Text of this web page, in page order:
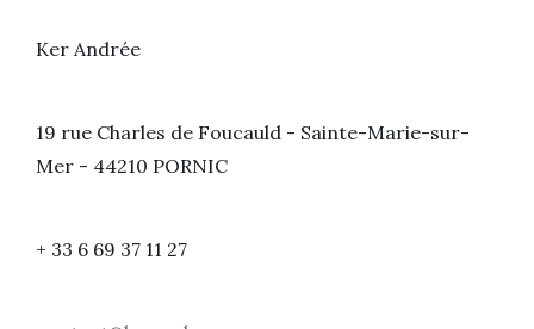
Ker Andrée
19 rue Charles de Foucauld - Sainte-Marie-sur-
Mer - 44210 PORNIC
+ 33 6 69 37 11 27